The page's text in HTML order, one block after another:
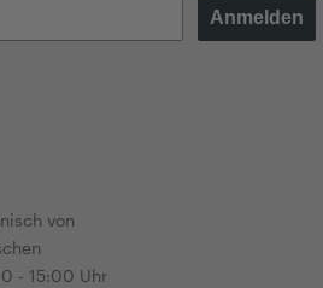
Anmelden
von
- 15:00 Uhr